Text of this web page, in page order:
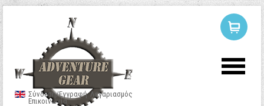
Σύνδεση/Εγγραφή Λογαριασμός
Επικοινωνία
ΣΥΝΔΕΣΗ